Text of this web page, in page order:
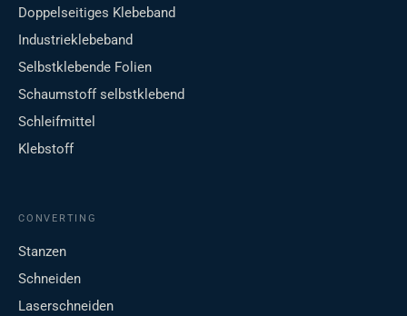
Doppelseitiges Klebeband
Industrieklebeband
Selbstklebende Folien
Schaumstoff selbstklebend
Schleifmittel
Klebstoff
CONVERTING
Stanzen
Schneiden
Laserschneiden